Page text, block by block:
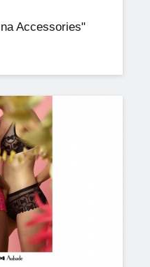
Accessories"